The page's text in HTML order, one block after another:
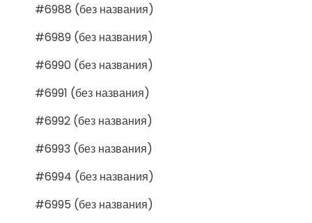
#6988 (без названия)
#6989 (без названия)
#6990 (без названия)
#6991 (без названия)
#6992 (без названия)
#6993 (без названия)
#6994 (без названия)
#6995 (без названия)